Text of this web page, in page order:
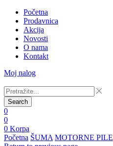
Početna
Prodavnica
Akcija
Novosti
O nama
Kontakt
Moj nalog
Search
0
0
0 Korpa
Početna ŠUMA MOTORNE PILE